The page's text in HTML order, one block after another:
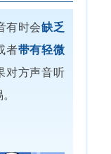
有时会缺乏
者带有轻微
对方声音听